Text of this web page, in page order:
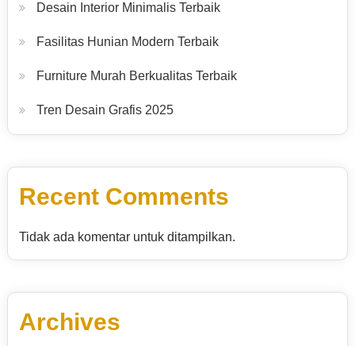
Desain Interior Minimalis Terbaik
Fasilitas Hunian Modern Terbaik
Furniture Murah Berkualitas Terbaik
Tren Desain Grafis 2025
Recent Comments
Tidak ada komentar untuk ditampilkan.
Archives